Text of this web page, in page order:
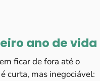
ano de vida
ficar de fora até o
curta, mas inegociável: